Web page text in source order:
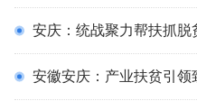
安庆：统战聚力帮扶抓脱贫 民
安徽安庆：产业扶贫引领致富希望